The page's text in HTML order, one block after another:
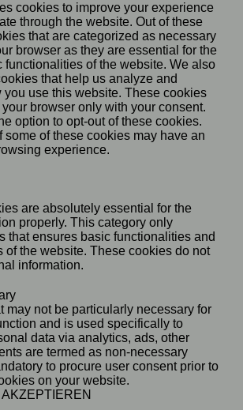
cookies to improve your experience
through the website. Out of these
that are categorized as necessary
browser as they are essential for the
functionalities of the website. We also
that help us analyze and
you use this website. These cookies
browser only with your consent.
option to opt-out of these cookies.
some of these cookies may have an
experience.
are absolutely essential for the
properly. This category only
that ensures basic functionalities and
of the website. These cookies do not
information.
may not be particularly necessary for
and is used specifically to
data via analytics, ads, other
are termed as non-necessary
to procure user consent prior to
on your website.